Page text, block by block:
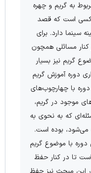
به گریم و چهره­‌
است که قصد
سینما دارد. برای
مسائلی همچون
گریم نیز بسیار
دوره آموزش گریم
با چهارچوب‌­های
موجود در گریم،
که به نحوی به
می­‌شود، بوده است.
دوره با موضوع گریم
تا در کنار حفظ